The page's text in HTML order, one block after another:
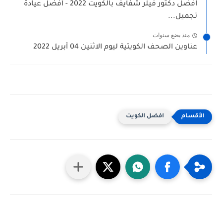
افضل دكتور فيلر شفايف بالكويت 2022 - أفضل عيادة
تجميل...
منذ بضع سنوات
عناوين الصحف الكويتية ليوم الاثنين 04 أبريل 2022
افضل الكويت